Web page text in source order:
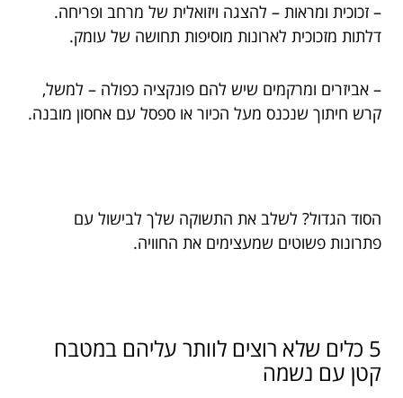
– זכוכית ומראות – להצגה ויזואלית של מרחב ופריחה.
דלתות מזכוכית לארונות מוסיפות תחושה של עומק.
– אביזרים ומרקמים שיש להם פונקציה כפולה – למשל,
קרש חיתוך שנכנס מעל הכיור או ספסל עם אחסון מובנה.
הסוד הגדול? לשלב את התשוקה שלך לבישול עם
פתרונות פשוטים שמעצימים את החוויה.
5 כלים שלא רוצים לוותר עליהם במטבח
קטן עם נשמה